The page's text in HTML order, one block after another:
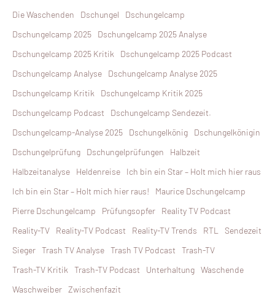
Die Waschenden Dschungel
Dschungelcamp
Dschungelcamp 2025
Dschungelcamp 2025 Analyse
Dschungelcamp 2025 Kritik
Dschungelcamp 2025 Podcast
Dschungelcamp Analyse
Dschungelcamp Analyse 2025
Dschungelcamp Kritik
Dschungelcamp Kritik 2025
Dschungelcamp Podcast
Dschungelcamp Sendezeit.
Dschungelcamp-Analyse 2025
Dschungelkönig
Dschungelkönigin
Dschungelprüfung
Dschungelprüfungen
Halbzeit
Halbzeitanalyse
Heldenreise
Ich bin ein Star – Holt mich hier raus
Ich bin ein Star – Holt mich hier raus!
Maurice Dschungelcamp
Pierre Dschungelcamp
Prüfungsopfer
Reality TV Podcast
Reality-TV
Reality-TV Podcast Reality-TV Trends RTL
Sendezeit
Sieger Trash TV Analyse Trash TV Podcast
Trash-TV
Trash-TV Kritik
Trash-TV Podcast Unterhaltung Waschende
Waschweiber Zwischenfazit